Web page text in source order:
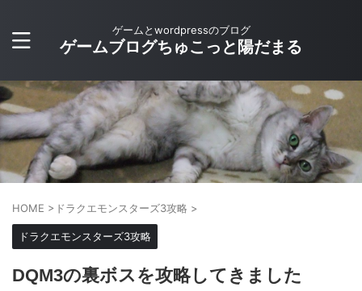
ゲームとwordpressのブログ
ゲームブログちゅこっと陽だまる
HOME > ドラクエモンスターズ3攻略 >
ドラクエモンスターズ3攻略
DQM3の裏ボスを攻略してきました